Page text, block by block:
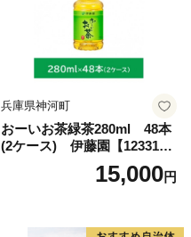
兵庫県神河町
おーいお茶緑茶280ml 48本
(2ケース) 伊藤園【123317
15,000円